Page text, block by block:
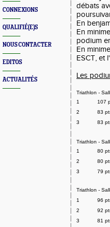
CONNEXIONS
QUALIFIÉ(E)S
NOUS CONTACTER
EDITOS
ACTUALITÉS
débats
En
En
podium
En
ESCT, et
Les
Triathlon -
1
107
2
83
3
83
Triathlon -
1
80
2
80
3
79
Triathlon -
1
96
2
92
3
81